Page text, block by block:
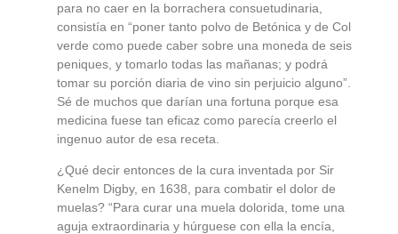
para no caer en la borrachera consuetudinaria,
consistía en “poner tanto polvo de Betónica y de Col
verde como puede caber sobre una moneda de seis
peniques, y tomarlo todas las mañanas; y podrá
tomar su porción diaria de vino sin perjuicio alguno”.
Sé de muchos que darían una fortuna porque esa
medicina fuese tan eficaz como parecía creerlo el
ingenuo autor de esa receta.
¿Qué decir entonces de la cura inventada por Sir
Kenelm Digby, en 1638, para combatir el dolor de
muelas? “Para curar una muela dolorida, tome una
aguja extraordinaria y húrguese con ella la encía,